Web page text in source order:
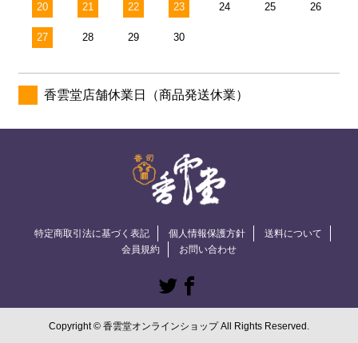
20 21 22 23 24 25 26
27 28 29 30
香雲堂店舗休業日（商品発送休業）
特定商取引法に基づく表記 個人情報保護方針
送料について
会員規約
お問い合わせ
Copyright © 香雲堂オンラインショップ All Rights Reserved.